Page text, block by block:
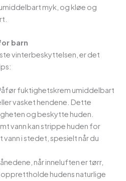
myk, og kløe og
barn
vinterbeskyttelsen, er det
fuktighetskrem umiddelbart
vasket hendene. Dette
og beskytte huden.
vann kan strippe huden for
vann i stedet, spesielt når du
når inneluften er tørr,
hudens naturlige